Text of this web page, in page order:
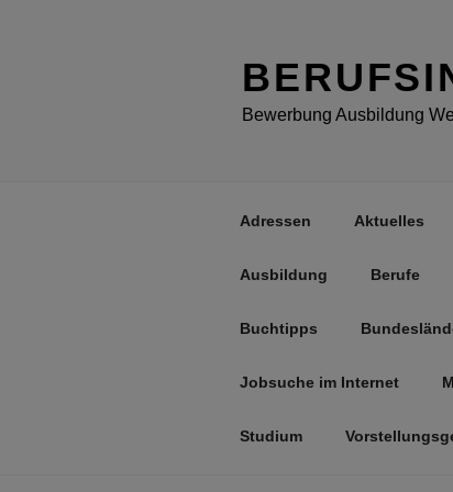
Bewerbung Ausbildung
Adressen Aktuelles
Ausbildung Berufe
Buchtipps
Jobsuche im Internet
Studium